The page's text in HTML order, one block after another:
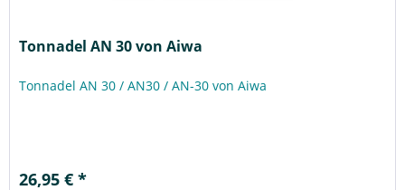
Tonnadel AN 30 von Aiwa
Tonnadel AN 30 / AN30 / AN-30 von Aiwa
26,95 € *